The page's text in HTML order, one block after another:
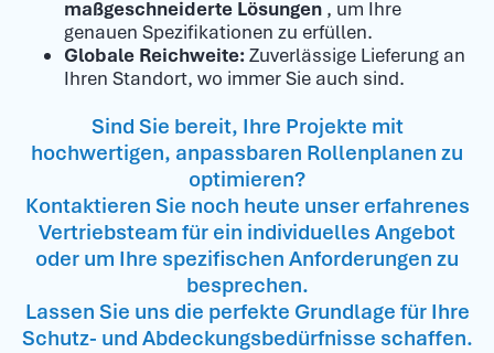
maßgeschneiderte Lösungen , um Ihre
genauen Spezifikationen zu erfüllen.
Globale Reichweite:Zuverlässige Lieferung an
Ihren Standort, wo immer Sie auch sind.
Sind Sie bereit, Ihre Projekte mit
hochwertigen, anpassbaren Rollenplanen zu
optimieren?
Kontaktieren Sie noch heute unser erfahrenes
Vertriebsteam für ein individuelles Angebot
oder um Ihre spezifischen Anforderungen zu
besprechen.
Lassen Sie uns die perfekte Grundlage für Ihre
Schutz- und Abdeckungsbedürfnisse schaffen.